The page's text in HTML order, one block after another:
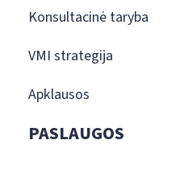
Konsultacinė taryba
VMI strategija
Apklausos
PASLAUGOS